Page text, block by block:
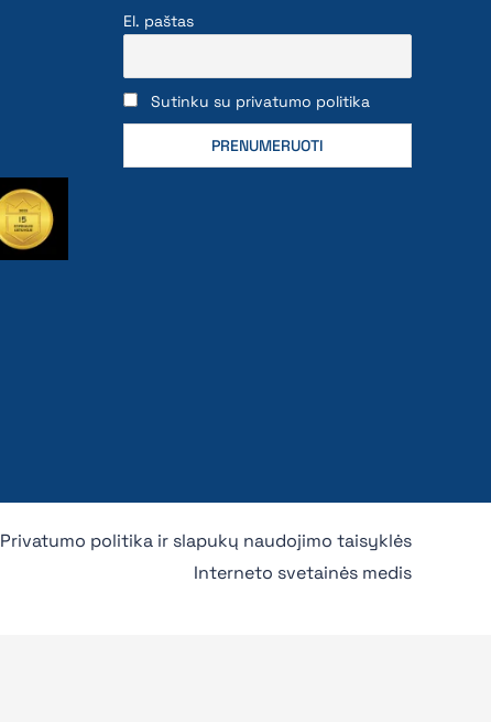
El. paštas
Sutinku su privatumo politika
Privatumo politika ir slapukų naudojimo taisyklės
Interneto svetainės medis